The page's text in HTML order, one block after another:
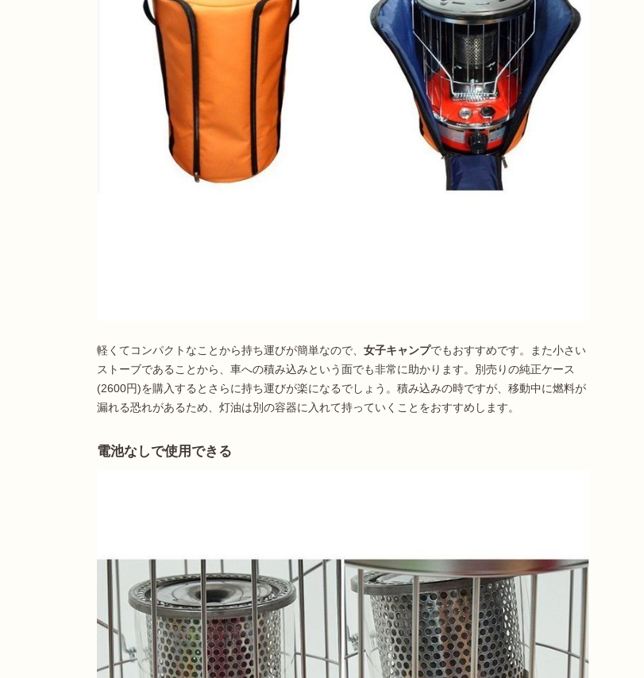
軽くてコンパクトなことから持ち運びが簡単なので、 女子キャンプでもおすすめです。また小さい
ストーブであることから、車への積み込みという面でも非常に助かります。別売りの純正ケース
(2600円)を購入するとさらに持ち運びが楽になるでしょう。積み込みの時ですが、移動中に燃料が
漏れる恐れがあるため、灯油は別の容器に入れて持っていくことをおすすめします。
電池なしで使用できる